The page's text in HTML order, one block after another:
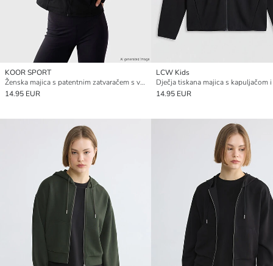
KOOR SPORT
Ženska majica s patentnim zatvaračem s visokom kragnom
14.95 EUR
LCW Kids
14.95 EUR